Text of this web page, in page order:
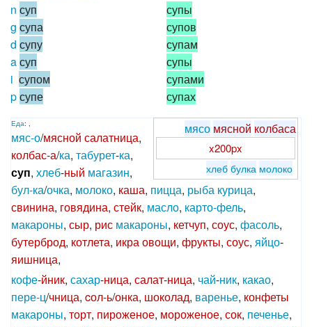
n суп
g супа
d супу
aсуп
i супом
pсупе
супы
супов
супам
супы
супами
супах
мясо мясной колбаса
x200px
хлеббулка молоко
Еда: ,
мяс-о/мясной салатница,
колбас-а/ка, табурет-ка,
суп, хлеб-ный магазин,
бул-ка/очка, молоко, каша, пицца, рыба курица,
свинина, говядина, стейк, масло, карто-фель,
макароны, сыр, рис макароны, кетчуп, соус, фасоль,
бутерброд, котлета, икраовощи, фрукты, соус, яйцо-
яишница,
кофе-йник, сахар-ница, салат-ница, чай-ник, какао,
пере-ц/чница, cол-ь/онка, шоколад, варенье, конфеты
макароны, торт, пироженое, мороженое, сок, печенье,